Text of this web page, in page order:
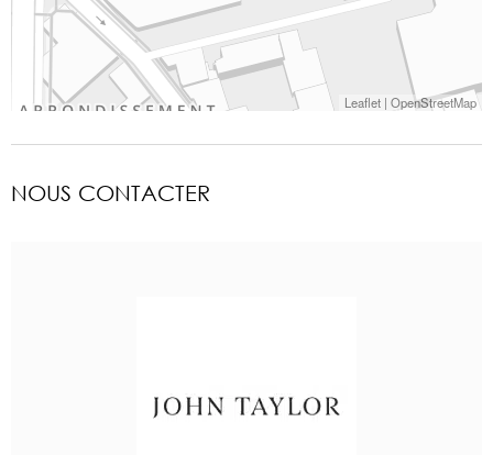
Leaflet | OpenStreetMap
NOUS CONTACTER